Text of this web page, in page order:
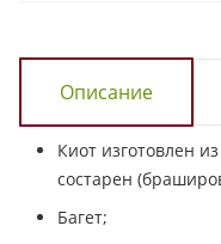
Описание
Киот изготовлен
состарен
Багет;